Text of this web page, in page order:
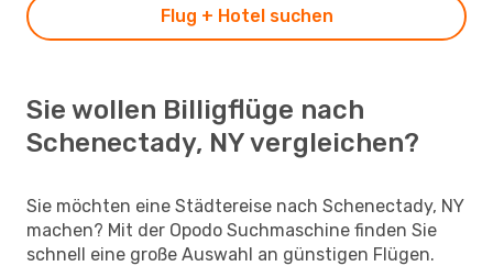
Flug + Hotel suchen
Sie wollen Billigflüge nach
Schenectady, NY vergleichen?
Sie möchten eine Städtereise nach Schenectady, NY
machen? Mit der Opodo Suchmaschine finden Sie
schnell eine große Auswahl an günstigen Flügen.